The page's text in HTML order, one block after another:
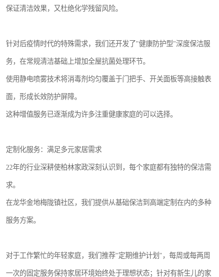
保证清洁效果，又杜绝化学残留风险。
针对后疫情时代的特殊需求，我们还开发了"健康防护型"深度保洁服
务，在常规清洁基础上增加全屋抗菌处理环节。
使用静电喷雾技术将消毒剂均匀覆盖于门把手、开关面板等高接触表
面，形成长效防护屏障。
这种增值服务已逐渐成为许多注重健康家庭的可以选择。
定制化服务：满足多元家居需求
22年的行业深耕使柏林家政深刻认识到，每个家庭都有独特的保洁需
求。
在龙华金地梅陇镇社区，我们提供从基础保洁到高端定制在内的多种
服务方案。
对于工作繁忙的年轻家庭，我们推荐"定期维护计划"，每周或每两周
一次的固定服务保持家居环境始终处于理想状态；针对有新生儿的家